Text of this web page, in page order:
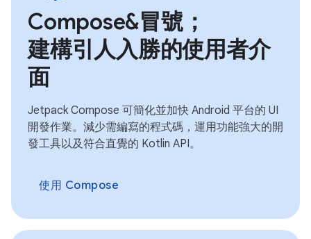
Compose&冒號；
建構引人入勝的使用者介
面
Jetpack Compose 可簡化並加快 Android 平台的 UI
開發作業。減少需編寫的程式碼，運用功能強大的開
發工具以及符合直覺的 Kotlin API。
使用 Compose